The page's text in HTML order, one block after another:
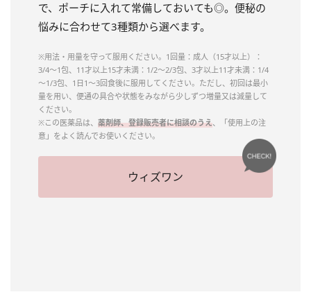
で、ポーチに入れて常備しておいても◎。便秘の
悩みに合わせて3種類から選べます。
※用法・用量を守って服用ください。1回量：成人（15才以上）：
3/4～1包、11才以上15才未満：1/2～2/3包、3才以上11才未満：1/4
～1/3包、1日1～3回食後に服用してください。ただし、初回は最小
量を用い、便通の具合や状態をみながら少しずつ増量又は減量して
ください。
※この医薬品は、 薬剤師、登録販売者に相談のうえ、「使用上の注
意」をよく読んでお使いください。
ウィズワン